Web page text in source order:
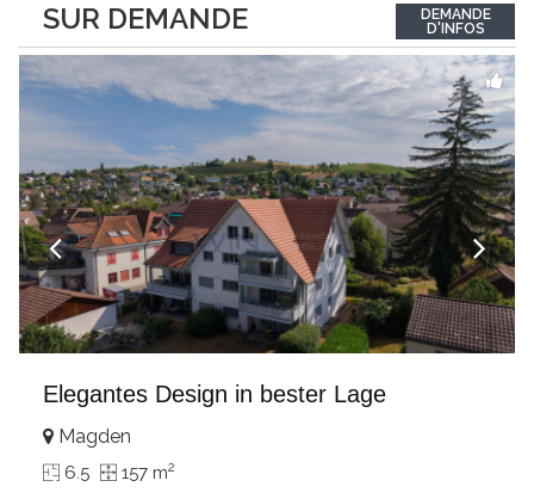
SUR DEMANDE
outdoor spaces bathed in greenery. The bedrooms also have
direct access to the outdoors, offering...
DEMANDE
D'INFOS
Elegantes Design in bester Lage
Magden
6.5 157 m2